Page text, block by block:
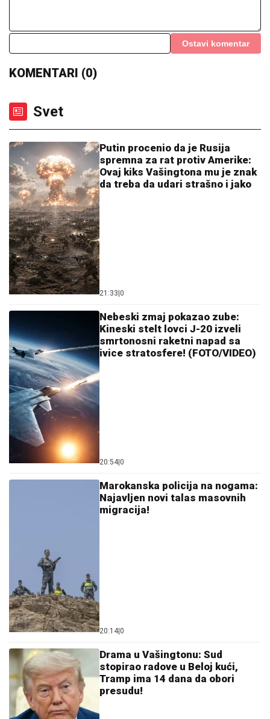
Hasan Dudić pre Zlate voleo Ljiljanu iz Sarajeva, a
saznao"
RODRI I BARSELONA - BLIZU JE:
sitiju
"NJU TREBA LEČITI"Marija Kulić se
oglasila nakon pomirenja Miljane i
Zole: Pokazala kakve poruke dobija i
otkrila sve o njihovom odnosu
"IZGOREĆEMO"Darko Tanasijević još uvek je u šoku
nakon jezivih reči njegove majke: Požar guta
Deliblatsku peščaru, porodica u dramatičnoj borbi sa
vatrenom stihijom
Ima biznis za koji malo ko zna: Pored
rijalitija novac mu kaplje i od ovog
posla
"IMAO JE NAPADE, TREBALO SE
IZBORITI SA TIM"Pevačica zbog
unuka sa autizmom otišla da živi na
selo, pa morala da donese najtežu